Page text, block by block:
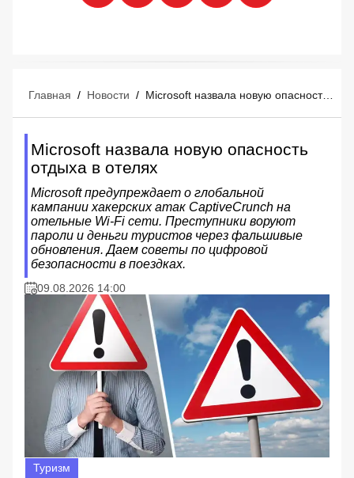
Главная / Новости / Microsoft назвала новую опасность отдыха в отелях
Microsoft назвала новую опасность
отдыха в отелях
Microsoft предупреждает о глобальной
кампании хакерских атак CaptiveCrunch на
отельные Wi-Fi сети. Преступники воруют
пароли и деньги туристов через фальшивые
обновления. Даем советы по цифровой
безопасности в поездках.
09.08.2026 14:00
Туризм